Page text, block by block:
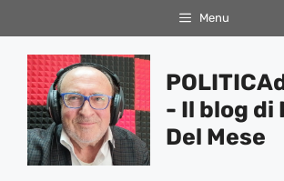
al
contenuto
Menu
- Il blog di
Del Mese